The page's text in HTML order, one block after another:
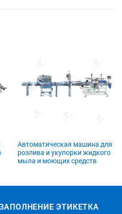
Автоматическая машина для
розлива и укупорки жидкого
мыла и моющих средств
ЭТИКЕТКА